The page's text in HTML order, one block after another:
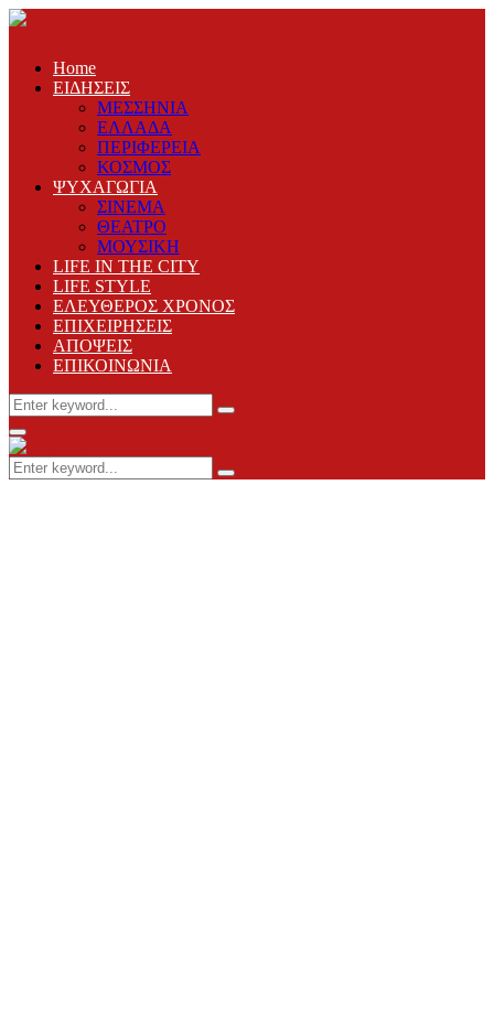
Home
ΕΙΔΗΣΕΙΣ
ΜΕΣΣΗΝΙΑ
ΕΛΛΑΔΑ
ΠΕΡΙΦΕΡΕΙΑ
ΚΟΣΜΟΣ
ΨΥΧΑΓΩΓΙΑ
ΣΙΝΕΜΑ
ΘΕΑΤΡΟ
ΜΟΥΣΙΚΗ
LIFE IN THE CITY
LIFE STYLE
ΕΛΕΥΘΕΡΟΣ ΧΡΟΝΟΣ
ΕΠΙΧΕΙΡΗΣΕΙΣ
ΑΠΟΨΕΙΣ
ΕΠΙΚΟΙΝΩΝΙΑ
Search
for:
Search
Primary
Menu
Search
for:
Search